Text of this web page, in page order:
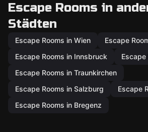
Escape Rooms in
Städten
Escape Rooms in Wien
Escape
Escape Rooms in Innsbruck
Escape
Escape Rooms in Traunkirchen
Escape Rooms in Salzburg
Escape
Escape Rooms in Bregenz